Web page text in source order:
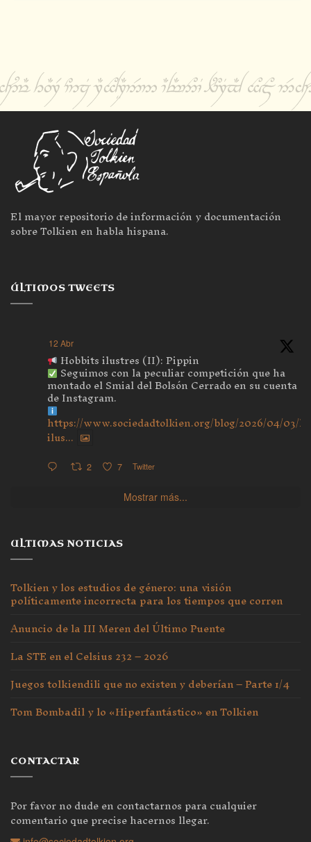
El mayor repositorio de información y documentación
sobre Tolkien en habla hispana.
ÚLTIMOS TWEETS
12 Abr
Hobbits ilustres (II): Pippin
Seguimos con la peculiar competición que ha
montado el Smial del Bolsón Cerrado en su cuenta
de Instagram.
https://www.sociedadtolkien.org/blog/2026/04/03/
ilus...
2 7 Twitter
Mostrar más...
ULTIMAS NOTICIAS
Tolkien y los estudios de género: una visión
políticamente incorrecta para los tiempos que corren
Anuncio de la III Meren del Último Puente
La STE en el Celsius 232 – 2026
Juegos tolkiendili que no existen y deberían – Parte 1/4
Tom Bombadil y lo «Hiperfantástico» en Tolkien
CONTACTAR
Por favor no dude en contactarnos para cualquier
comentario que precise hacernos llegar.